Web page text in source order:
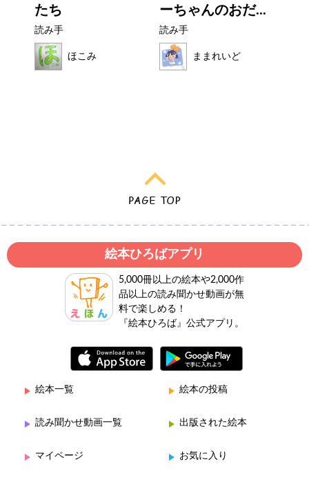
たち
読み手
ほこみ
ーちゃんのおだ...
読み手
ままれいど
絵本ひろばアプリ
5,000冊以上の絵本や2,000作
品以上の読み聞かせ動画が無
料で楽しめる！
『絵本ひろば』公式アプリ。
絵本一覧 絵本の投稿
読み聞かせ動画一覧 出版された絵本
マイページ お気に入り